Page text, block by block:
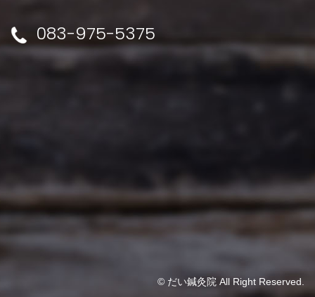
083-975-5375
© だい鍼灸院 All Right Reserved.